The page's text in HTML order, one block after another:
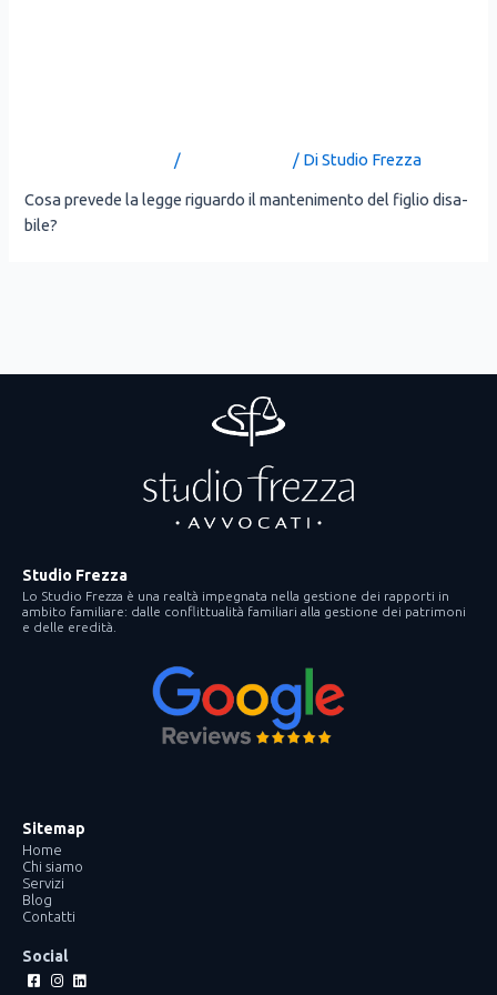
/ / DiStudio Frezza
Cosa pre­ve­de la leg­ge riguar­do il man­te­ni­men­to del figlio disa­
bi­le?
Studio Frezza
Lo Studio Frezza è una realtà impegnata nella gestione dei rapporti in
ambito familiare: dalle conflittualità familiari alla gestione dei patrimoni
e delle eredità.
Sitemap
Home
Chi siamo
Servizi
Blog
Contatti
Social
Facebook-
square
Instagram
Linkedin